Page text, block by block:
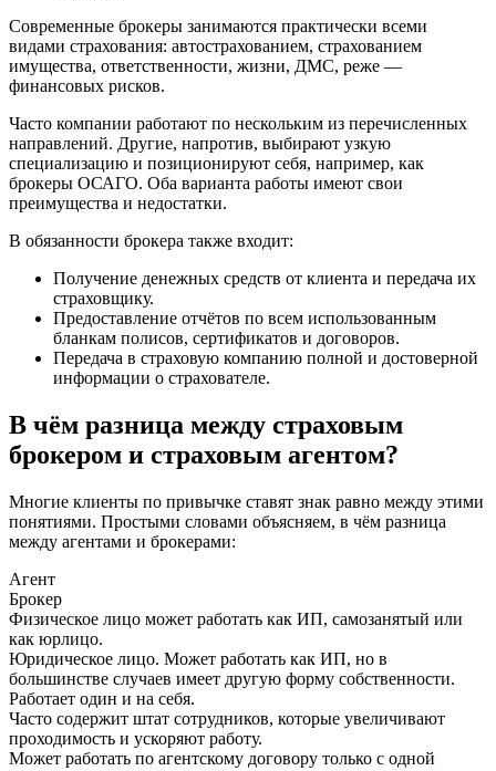
Современные брокеры занимаются практически всеми
видами страхования: автострахованием, страхованием
имущества, ответственности, жизни, ДМС, реже —
финансовых рисков.
Часто компании работают по нескольким из перечисленных
направлений. Другие, напротив, выбирают узкую
специализацию и позиционируют себя, например, как
брокеры ОСАГО. Оба варианта работы имеют свои
преимущества и недостатки.
В обязанности брокера также входит:
Получение денежных средств от клиента и передача их
страховщику.
Предоставление отчётов по всем использованным
бланкам полисов, сертификатов и договоров.
Передача в страховую компанию полной и достоверной
информации о страхователе.
В чём разница между страховым
брокером и страховым агентом?
Многие клиенты по привычке ставят знак равно между этими
понятиями. Простыми словами объясняем, в чём разница
между агентами и брокерами:
Агент
Брокер
Физическое лицо может работать как ИП, самозанятый или
как юрлицо.
Юридическое лицо. Может работать как ИП, но в
большинстве случаев имеет другую форму собственности.
Работает один и на себя.
Часто содержит штат сотрудников, которые увеличивают
проходимость и ускоряют работу.
Может работать по агентскому договору только с одной